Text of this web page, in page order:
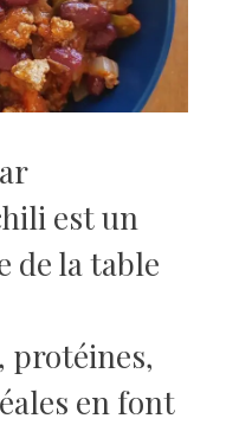
est un
de la table
protéines,
en font